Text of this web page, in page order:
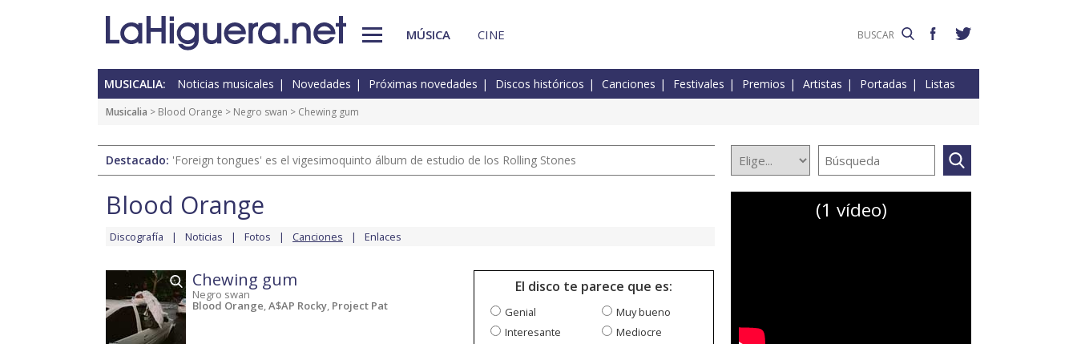
MÚSICA CINE
MUSICALIA: Noticias musicales Novedades Próximas novedades Discos históricos Canciones Festivales Premios Artistas Portadas Listas
Musicalia > Blood Orange > Negro swan > Chewing gum
Destacado: 'Foreign tongues' es el vigesimoquinto álbum de estudio de los Rolling Stones
Blood Orange
Discografía Noticias Fotos Canciones Enlaces
Chewing gum
Negro swan
Blood Orange,A$AP Rocky, Project Pat
El disco te parece que es:
Genial
Muy bueno
Interesante
Mediocre
(1 vídeo)